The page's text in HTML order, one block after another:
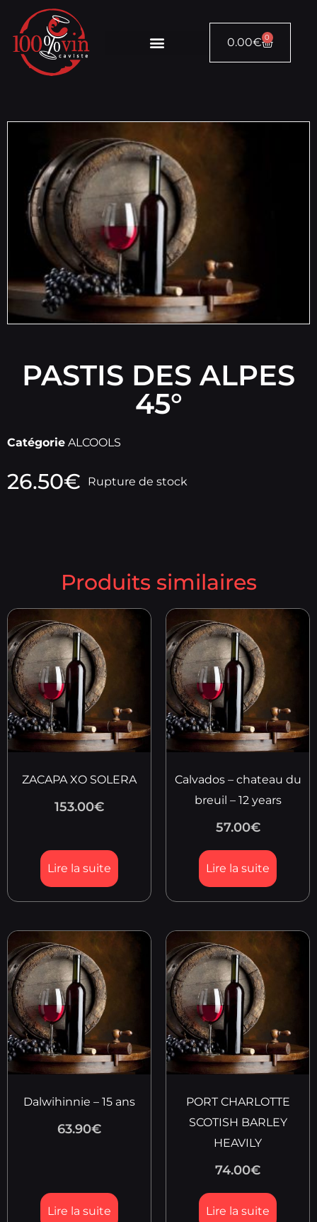
0.00€ 0
PASTIS DES ALPES
45°
Catégorie ALCOOLS
26.50€ Rupture de stock
Produits similaires
ZACAPA XO SOLERA
153.00€
Lire la suite
Calvados – chateau du
breuil – 12 years
57.00€
Lire la suite
Dalwihinnie – 15 ans
63.90€
Lire la suite
PORT CHARLOTTE
SCOTISH BARLEY
HEAVILY
74.00€
Lire la suite